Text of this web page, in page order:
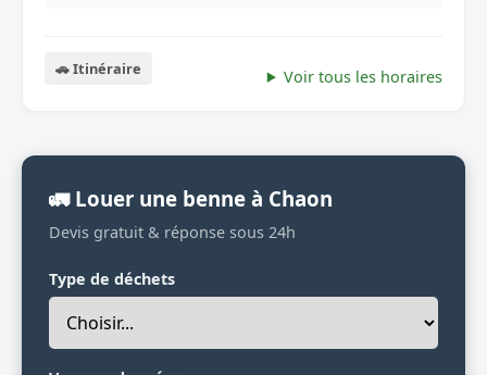
🚗 Itinéraire Voir tous les horaires
🚛 Louer une benne à Chaon
Devis gratuit & réponse sous 24h
Type de déchets